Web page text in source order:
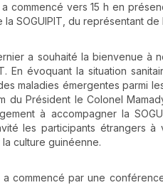
commencé vers 15 h en
SOGUIPIT, du représentant de
a souhaité la bienvenue à
En évoquant la situation
maladies émergentes parmi
du Président le Colonel
à accompagner la
les participants étrangers à
culture guinéenne.
a commencé par une